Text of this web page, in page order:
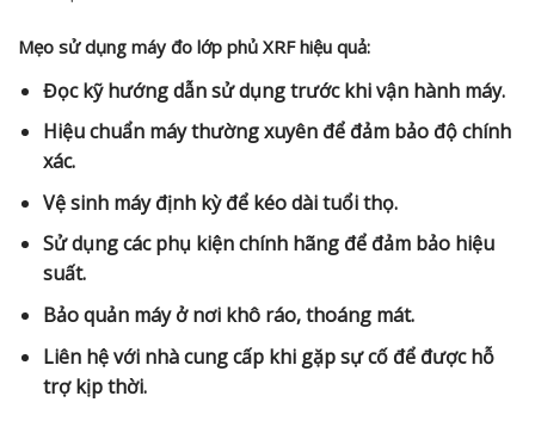
Mẹo sử dụng máy đo lớp phủ XRF hiệu quả:
Đọc kỹ hướng dẫn sử dụng trước khi vận hành máy.
Hiệu chuẩn máy thường xuyên để đảm bảo độ chính
xác.
Vệ sinh máy định kỳ để kéo dài tuổi thọ.
Sử dụng các phụ kiện chính hãng để đảm bảo hiệu
suất.
Bảo quản máy ở nơi khô ráo, thoáng mát.
Liên hệ với nhà cung cấp khi gặp sự cố để được hỗ
trợ kịp thời.